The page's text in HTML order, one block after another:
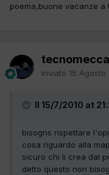
poema,buone vacanze a
Inviato 15 Agosto
Il 15/7/2010 at
bisogns rispettare
cosa riguardo alla
sicuro chi li crea dal
detto questo non